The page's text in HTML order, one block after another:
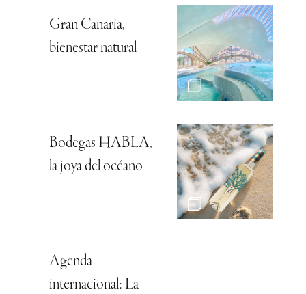
Gran Canaria,
bienestar natural
Bodegas HABLA,
la joya del océano
Agenda
internacional: La